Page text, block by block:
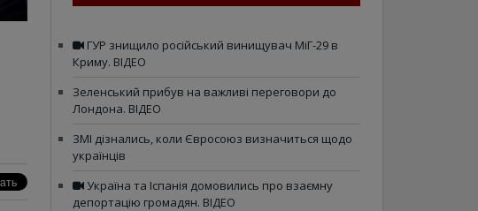
ГУР знищило російський винищувач МіГ-29 в
Криму. ВІДЕО
Зеленський прибув на важливі переговори до
Лондона. ВІДЕО
ЗМІ дізнались, коли Євросоюз визначиться щодо
українців
Україна та Іспанія домовились про взаємну
депортацію громадян. ВІДЕО